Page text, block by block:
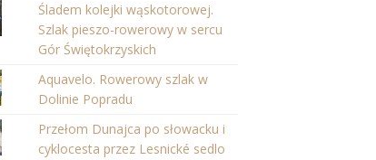
Śladem kolejki wąskotorowej.
Szlak pieszo-rowerowy w sercu
Gór Świętokrzyskich
Aquavelo. Rowerowy szlak w
Dolinie Popradu
Przełom Dunajca po słowacku i
cyklocesta przez Lesnické sedlo